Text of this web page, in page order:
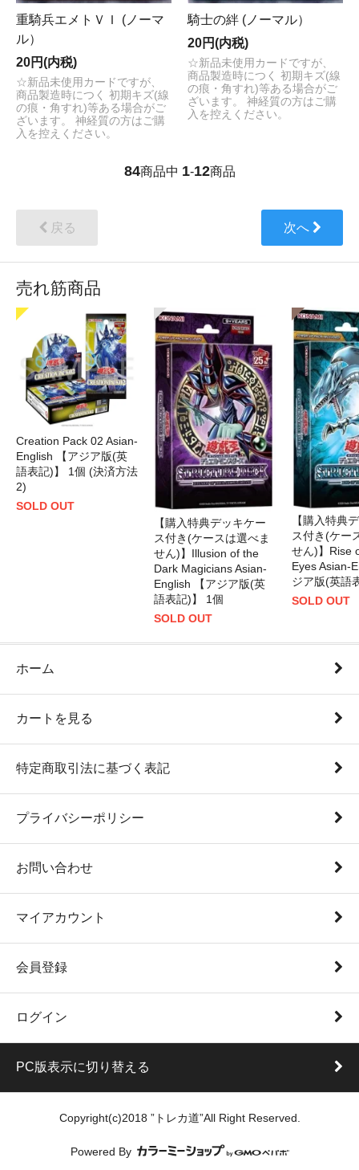
重騎兵エメトＶＩ (ノーマ
ル）
20円(内税)
☆新品未使用カードですが、
商品製造時につく 初期キズ(線
の痕・角すれ)等ある場合がご
ざいます。 神経質の方はご購
入を控えください。
騎士の絆 (ノーマル）
20円(内税)
☆新品未使用カードですが、
商品製造時につく 初期キズ(線
の痕・角すれ)等ある場合がご
ざいます。 神経質の方はご購
入を控えください。
84商品中 1-12商品
戻る 次へ
売れ筋商品
Creation Pack 02 Asian-
English 【アジア版(英
語表記)】 1個 (決済方法
2)
SOLD OUT
【購入特典デッキケー
ス付き(ケースは選べま
せん)】Illusion of the
Dark Magicians Asian-
English 【アジア版(英
語表記)】 1個
SOLD OUT
【購入特典
ス付き(ケー
せん)】Rise
Eyes Asian-
ジア版(英語
SOLD OUT
ホーム
カートを見る
特定商取引法に基づく表記
プライバシーポリシー
お問い合わせ
マイアカウント
会員登録
ログイン
PC版表示に切り替える
Copyright(c)2018 ”トレカ道”All Right Reserved.
Powered By